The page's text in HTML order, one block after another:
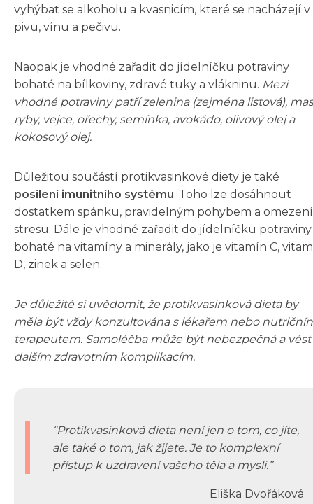
vyhýbat se alkoholu a kvasnicím, které se nacházejí v
pivu, vínu a pečivu.
Naopak je vhodné zařadit do jídelníčku potraviny
bohaté na bílkoviny, zdravé tuky a vlákninu. Mezi
vhodné potraviny patří zelenina (zejména listová),
ryby, vejce, ořechy, semínka, avokádo, olivový olej a
kokosový olej.
Důležitou součástí protikvasinkové diety je také
posílení imunitního systému. Toho lze dosáhnout
dostatkem spánku, pravidelným pohybem a
stresu. Dále je vhodné zařadit do jídelníčku potraviny
bohaté na vitamíny a minerály, jako je vitamín C,
D, zinek a selen.
Je důležité si uvědomit, že protikvasinková dieta by
měla být vždy konzultována s lékařem nebo
terapeutem. Samoléčba může být nebezpečná a
dalším zdravotním komplikacím.
Protikvasinková dieta není jen o tom, co jíte,
ale také o tom, jak žijete. Je to komplexní
přístup k uzdravení vašeho těla a mysli.
Eliška Dvořáková